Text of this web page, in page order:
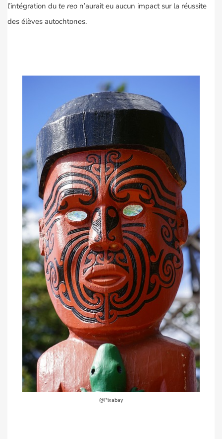
l’intégration du te reo n’aurait eu aucun impact sur la réussite
des élèves autochtones.
@Pixabay